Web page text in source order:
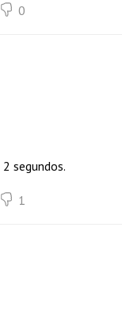
0
segundos.
1